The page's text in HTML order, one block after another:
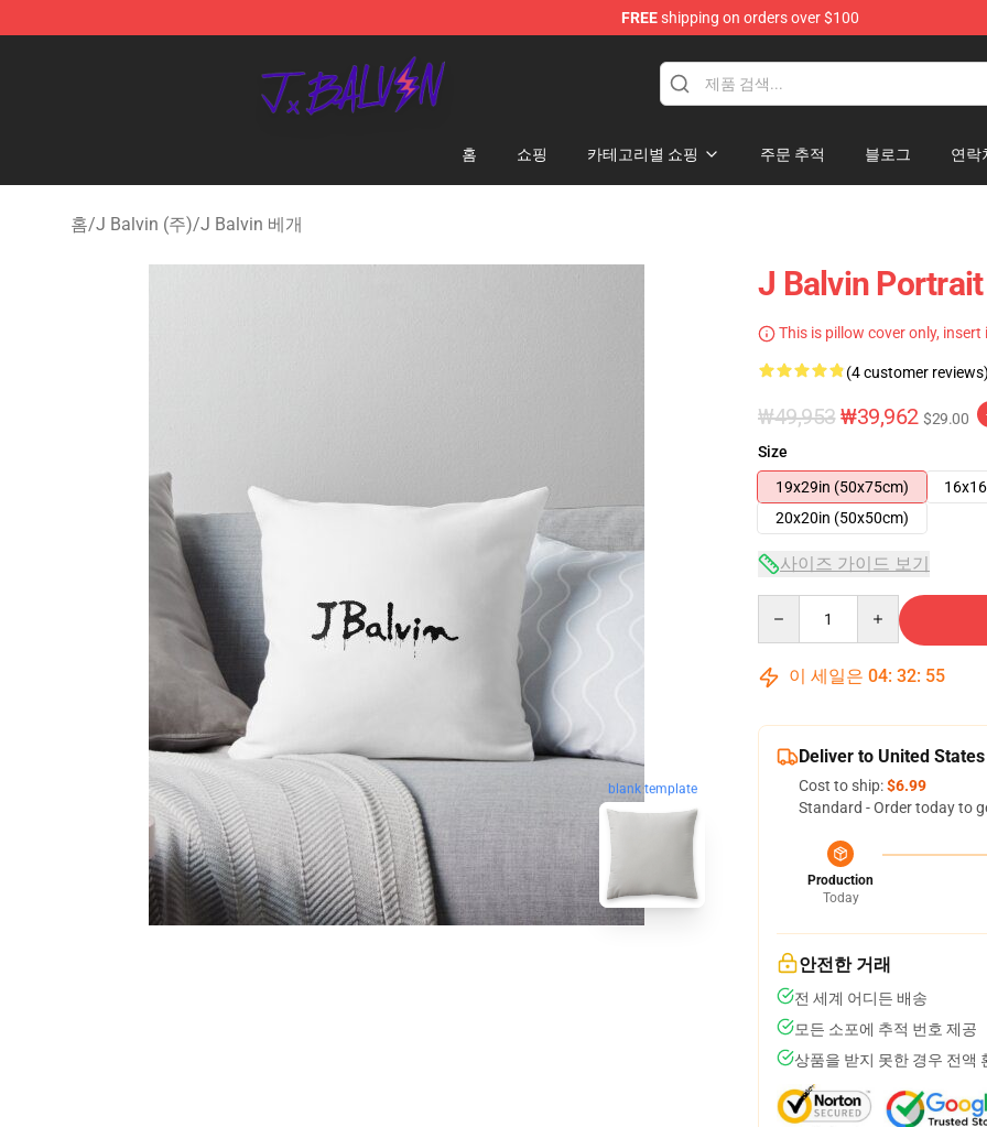
FREEshipping on orders over $100
J Balvin Store - Official J Balvin Merchandise Shop
홈 쇼핑 카테고리별 쇼핑 주문 추적 블로그 연락
홈/J Balvin (주)/J Balvin 베개
blank template
J Balvin
This is pillow cover only,
(4 customer
₩49,953 ₩39,962 $29.00
Size
19x29in (50x75cm)
20x20in (50x50cm)
사이즈 가이드 보기
이 세일은 04: 32: 54
Deliver to United States
Cost to ship:$6.99
Standard - Order today to
Production
Today
안전한 거래
전 세계 어디든 배송
모든 소포에 추적 번호 제공
상품을 받지 못한 경우 전액